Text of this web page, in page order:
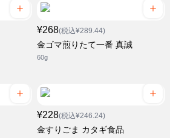
¥268(税込¥289.44)
金ゴマ煎りたて一番 真誠
60g
¥228(税込¥246.24)
金すりごま カタギ食品